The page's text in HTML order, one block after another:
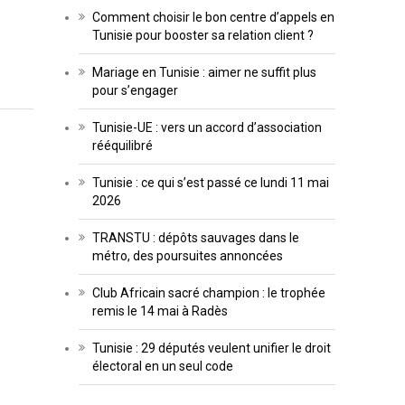
Comment choisir le bon centre d’appels en
Tunisie pour booster sa relation client ?
Mariage en Tunisie : aimer ne suffit plus
pour s’engager
Tunisie-UE : vers un accord d’association
rééquilibré
Tunisie : ce qui s’est passé ce lundi 11 mai
2026
TRANSTU : dépôts sauvages dans le
métro, des poursuites annoncées
Club Africain sacré champion : le trophée
remis le 14 mai à Radès
Tunisie : 29 députés veulent unifier le droit
électoral en un seul code